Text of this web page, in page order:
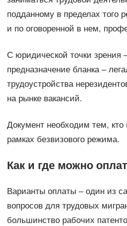
подданному в пределах того
и по оговоренной в нем,
С юридической точки зрения
предназначение бланка –
трудоустройства
на рынке вакансий.
Документ необходим тем,
рамках безвизового режима.
Как и где можно
Варианты оплаты – один из
вопросов для трудовых
большинство рабочих